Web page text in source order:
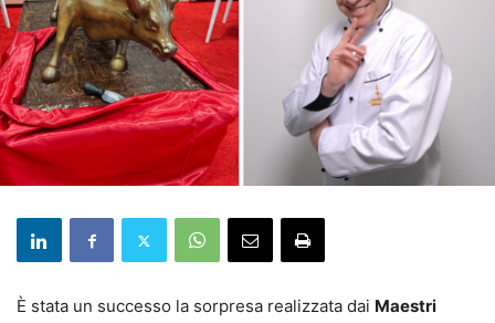
È stata un successo la sorpresa realizzata dai Maestri